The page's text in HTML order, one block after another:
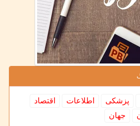
پزشكی اطلاعات
اقتصاد
جهان